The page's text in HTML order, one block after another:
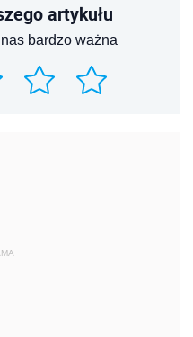
artykułu
bardzo ważna